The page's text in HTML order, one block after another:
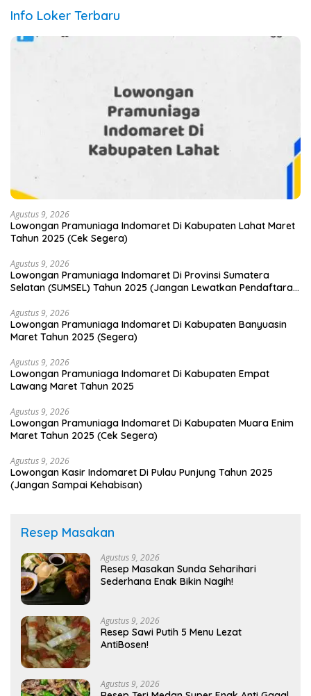
Info Loker Terbaru
Agustus 9, 2026
Lowongan Pramuniaga Indomaret Di Kabupaten Lahat Maret
Tahun 2025 (Cek Segera)
Agustus 9, 2026
Lowongan Pramuniaga Indomaret Di Provinsi Sumatera
Selatan (SUMSEL) Tahun 2025 (Jangan Lewatkan Pendaftaran
Agustus 9, 2026
Lowongan Pramuniaga Indomaret Di Kabupaten Banyuasin
Maret Tahun 2025 (Segera)
Agustus 9, 2026
Lowongan Pramuniaga Indomaret Di Kabupaten Empat
Lawang Maret Tahun 2025
Agustus 9, 2026
Lowongan Pramuniaga Indomaret Di Kabupaten Muara Enim
Maret Tahun 2025 (Cek Segera)
Agustus 9, 2026
Lowongan Kasir Indomaret Di Pulau Punjung Tahun 2025
(Jangan Sampai Kehabisan)
Resep Masakan
Agustus 9, 2026
Resep Masakan Sunda Seharihari
Sederhana Enak Bikin Nagih!
Agustus 9, 2026
Resep Sawi Putih 5 Menu Lezat
AntiBosen!
Agustus 9, 2026